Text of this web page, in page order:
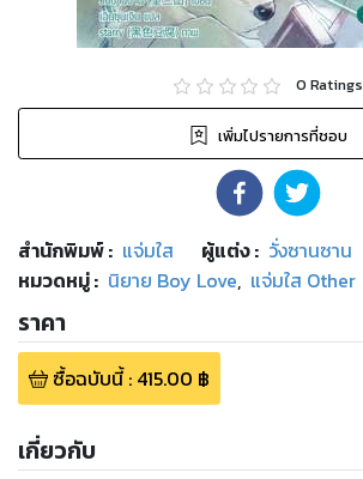
0 Ratings
เพิ่มไปรายการที่ชอบ
สำนักพิมพ์: แจ่มใส ผู้แต่ง : วั่งซานซาน
หมวดหมู่: นิยาย Boy Love, แจ่มใส Other
ราคา
ซื้อฉบับนี้: 415.00 ฿
เกี่ยวกับ